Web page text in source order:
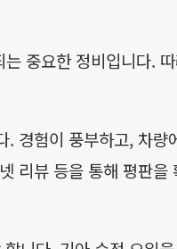
중요한 정비입니다.
경험이 풍부하고, 차
리뷰 등을 통해 평판을